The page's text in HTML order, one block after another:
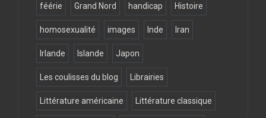
féérie Grand Nord handicap Histoire
homosexualité images Inde Iran
Irlande Islande Japon
Les coulisses du blog Librairies
Littérature américaine Littérature classique